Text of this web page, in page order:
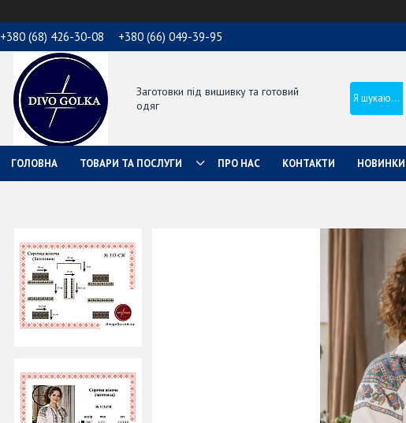
+380 (68) 426-30-08 +380 (66) 049-39-95
Заготовки під вишивку та готовий
одяг
ГОЛОВНА ТОВАРИ ТА ПОСЛУГИ ПРО НАС КОНТАКТИ НОВИНКИ